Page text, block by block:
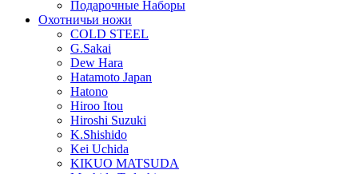
Подарочные Наборы
Охотничьи ножи
COLD STEEL
G.Sakai
Dew Hara
Hatamoto Japan
Hatono
Hiroo Itou
Hiroshi Suzuki
K.Shishido
Kei Uchida
KIKUO MATSUDA